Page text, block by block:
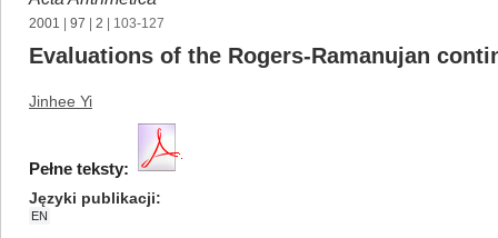
2001 97 2 | 103-127
Evaluations of the Rogers-Ramanujan
Jinhee Yi
Pełne teksty:
Języki publikacji
EN